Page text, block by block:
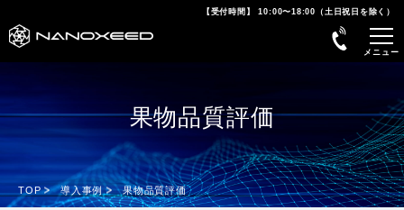
【受付時間】 10:00〜18:00（土日祝日を除く）
果物品質評価
TOP 導入事例 果物品質評価